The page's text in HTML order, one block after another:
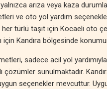
arıza veya kaza
ve oto yol yardım
türlü taşıt için Kocaeli oto
için Kandıra bölgesinde
sadece acil yol
çözümler sunulmaktadır.
seçenekler mevcuttur.